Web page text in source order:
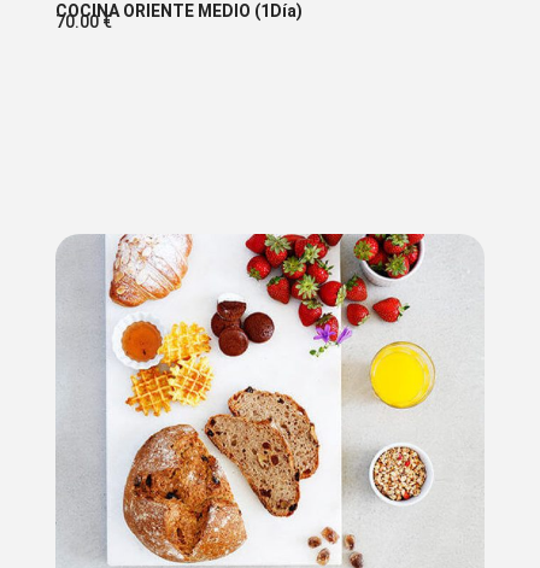
COCINA ORIENTE MEDIO (1Día)
70.00€